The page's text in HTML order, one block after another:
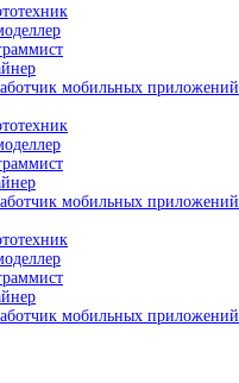
мобильных приложений
мобильных приложений
мобильных приложений